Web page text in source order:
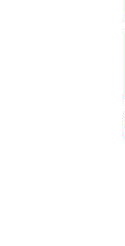
Kradljivac automobila u